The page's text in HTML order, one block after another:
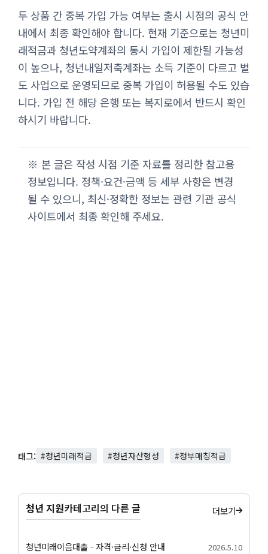
두 상품 간 중복 가입 가능 여부는 출시 시점의 공식 안
내에서 최종 확인해야 합니다. 현재 기준으로는 청년미
래적금과 청년도약계좌의 동시 가입이 제한될 가능성
이 높으나, 청년내일저축계좌는 소득 기준이 다르고 별
도 사업으로 운영되므로 중복 가입이 허용될 수도 있습
니다. 가입 전 해당 은행 또는 복지로에서 반드시 확인
하시기 바랍니다.
※ 본 글은 작성 시점 기준 자료를 정리한 참고용
정보입니다. 정책·요건·금액 등 세부 사항은 변경
될 수 있으니, 최신·정확한 정보는 관련 기관 공식
사이트에서 최종 확인해 주세요.
태그: #청년미래적금 #청년자산형성 #정부매칭적금
청년 지원카테고리의 다른 글 더보기
청년미래이음대출 - 자격·금리·신청 안내 2026.5.10